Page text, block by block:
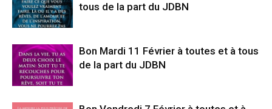
tous de la part du JDBN
Bon Mardi 11 Février à toutes et à tous
de la part du JDBN